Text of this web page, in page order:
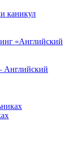
каникул
«Английский
Английский